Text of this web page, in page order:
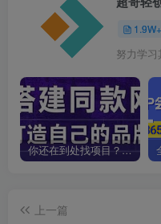
1.9W+
努力学
你还在到处找项目？还在当韭菜？我靠卖项目一个月收入5万+，曾经我也是个失败者。
上一篇